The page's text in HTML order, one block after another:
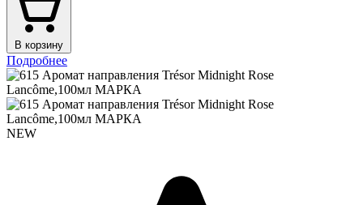
В корзину
Подробнее
NEW